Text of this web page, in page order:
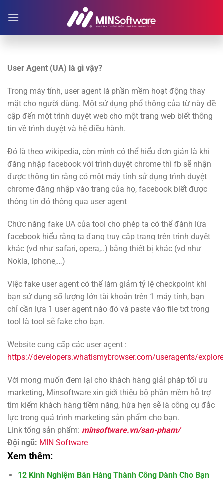
đến
User Agent (UA) là gì vậy?
Trong máy tính, user agent là phần mềm hoạt động thay
mặt cho người dùng. Một sử dụng phổ thông của từ này đề
cập đến một trình duyệt web cho một trang web biết thông
tin về trình duyệt và hệ điều hành.
Đó là theo wikipedia, còn mình có thể hiểu đơn giản là khi
đăng nhập facebook với trình duyệt chrome thì fb sẽ nhận
được thông tin rằng có một máy tính sử dụng trình duyệt
chrome đăng nhập vào trang của họ, facebook biết được
thông tin đó thông qua user agent
Chức năng fake UA của tool cho phép ta có thể đánh lừa
facebook hiểu rằng ta đang truy cập trang trên trình duyệt
khác (vd như safari, opera,..) bằng thiết bị khác (vd như
Nokia, Iphone,…)
Việc fake user agent có thế làm giảm tỷ lệ checkpoint khi
bạn sử dụng số lượng lớn tài khoản trên 1 máy tính, bạn
chỉ cần lựa 1 user agent nào đó và paste vào file txt trong
tool là tool sẽ fake cho bạn.
Website cung cấp các user agent :
https://developers.whatismybrowser.com/useragents/
Với mong muốn đem lại cho khách hàng giải pháp tối ưu
marketing, Minsoftware xin giới thiệu bộ phần mềm hỗ trợ
tìm kiếm khách hàng tiềm năng, hứa hẹn sẽ là công cụ đắc
lực trong quá trình marketing sản phẩm cho bạn.
Link tổng sản phẩm: minsoftware.vn/san-pham/
Đội ngũ: MIN Software
Xem thêm:
12 Kinh Nghiệm Bán Hàng Thành Công Dành Cho Bạn